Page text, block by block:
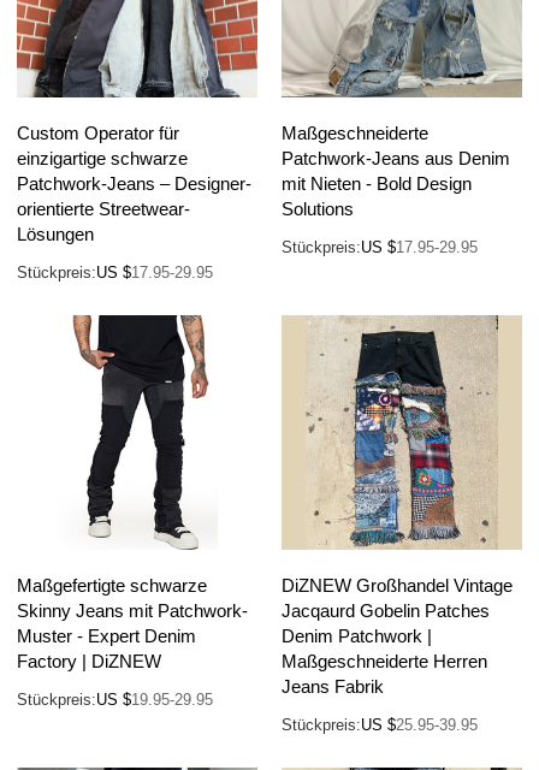
Custom Operator für
einzigartige schwarze
Patchwork-Jeans – Designer-
orientierte Streetwear-
Lösungen
Stückpreis:US $17.95-29.95
Maßgeschneiderte
Patchwork-Jeans aus Denim
mit Nieten - Bold Design
Solutions
Stückpreis:US $17.95-29.95
Maßgefertigte schwarze
Skinny Jeans mit Patchwork-
Muster - Expert Denim
Factory | DiZNEW
Stückpreis:US $19.95-29.95
DiZNEW Großhandel Vintage
Jacqaurd Gobelin Patches
Denim Patchwork |
Maßgeschneiderte Herren
Jeans Fabrik
Stückpreis:US $25.95-39.95